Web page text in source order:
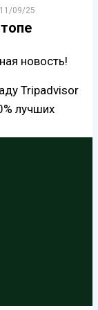
11/09/25
новость!
Tripadvisor
лучших